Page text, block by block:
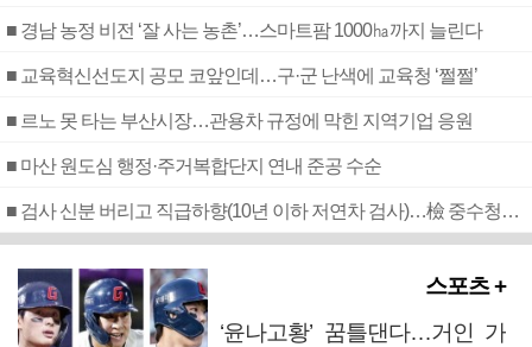
■ 경남 농정 비전 ‘잘 사는 농촌’…스마트팜 1000㏊까지 늘린다
■ 교육혁신선도지 공모 코앞인데…구·군 난색에 교육청 ‘쩔쩔’
■ 르노 못 타는 부산시장…관용차 규정에 막힌 지역기업 응원
■ 마산 원도심 행정·주거복합단지 연내 준공 수순
■ 검사 신분 버리고 직급하향(10년 이하 저연차 검사)…檢 중수청행 기피
스포츠 +
‘윤나고황’ 꿈틀댄다…거인 가